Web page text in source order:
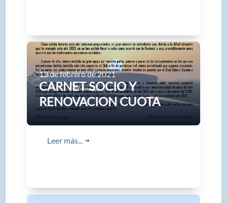
CARNET SOCIO Y
RENOVACION CUOTA
13 de febrero de 2021
Leer más... ➜